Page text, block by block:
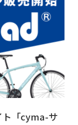
ト「cyma-サ